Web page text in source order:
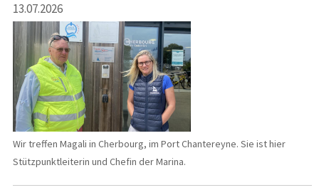
13.07.2026
Wir treffen Magali in Cherbourg, im Port Chantereyne. Sie ist hier
Stützpunktleiterin und Chefin der Marina.